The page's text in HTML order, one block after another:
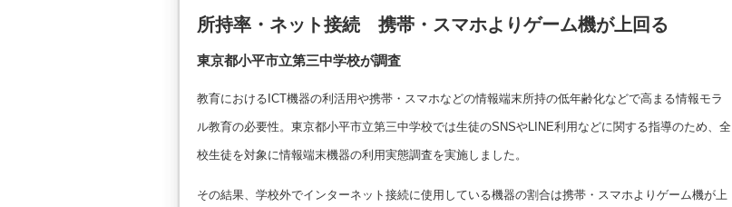
所持率・ネット接続 携帯・スマホよりゲーム機が上回る
東京都小平市立第三中学校が調査
教育におけるICT機器の利活用や携帯・スマホなどの情報端末所持の低年齢化などで高まる情報モラ
ル教育の必要性。東京都小平市立第三中学校では生徒のSNSやLINE利用などに関する指導のため、全
校生徒を対象に情報端末機器の利用実態調査を実施しました。
その結果、学校外でインターネット接続に使用している機器の割合は携帯・スマホよりゲーム機が上